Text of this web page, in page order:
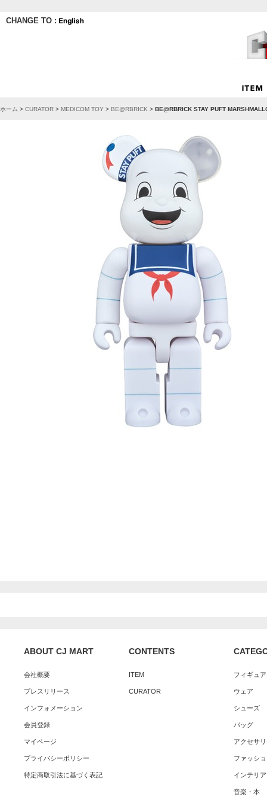
CHANGE TO :
ホーム > CURATOR > MEDICOM TOY > BE@RBRICK > BE@RBRICK STAY PUFT
ABOUT CJ MART
会社概要
プレスリリース
インフォメーション
会員登録
マイページ
プライバシーポリシー
特定商取引法に基づく表記
CONTENTS
ITEM
CURATOR
フィギュ
ウェア
シューズ
バッグ
アクセサ
ファッシ
インテリア
音楽・本